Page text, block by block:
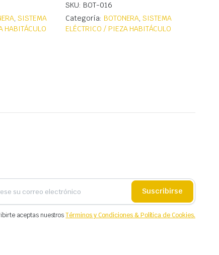
,SISTEMA
HABITÁCULO
SKU: BOT-016
Categoría: BOTONERA,SISTEMA
ELÉCTRICO / PIEZA HABITÁCULO
Suscribirse
aceptas nuestrosTérminos y Condiciones & Política de Cookies.